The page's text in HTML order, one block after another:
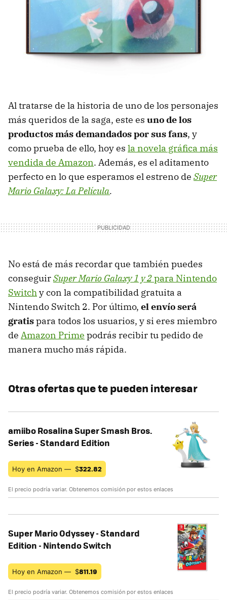
Al tratarse de la historia de uno de los personajes
más queridos de la saga, este es uno de los
productos más demandados por sus fans, y
como prueba de ello, hoy es la novela gráfica más
vendida de Amazon. Además, es el aditamento
perfecto en lo que esperamos el estreno de Super
Mario Galaxy: La Película.
No está de más recordar que también puedes
conseguirSuper Mario Galaxy 1 y 2para Nintendo
Switchy con la compatibilidad gratuita a
Nintendo Switch 2. Por último, el envío será
gratispara todos los usuarios, y si eres miembro
de Amazon Prime podrás recibir tu pedido de
manera mucho más rápida.
Otras ofertas que te pueden interesar
amiibo Rosalina Super Smash Bros.
Series - Standard Edition
Hoy en Amazon — $322.82
El precio podría variar. Obtenemos comisión por estos enlaces
Super Mario Odyssey - Standard
Edition - Nintendo Switch
Hoy en Amazon — $811.19
El precio podría variar. Obtenemos comisión por estos enlaces